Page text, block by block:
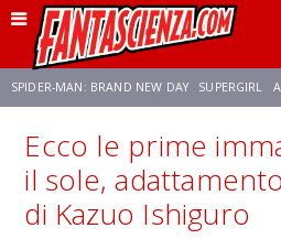
SPIDER-MAN: BRAND NEW DAY SUPERGIRL
FRANCO RICCIARDIELLO ZENDAYA STAR
STAR TREK: STRANGE
Ecco le prime
il sole,
di Kazuo Ishiguro